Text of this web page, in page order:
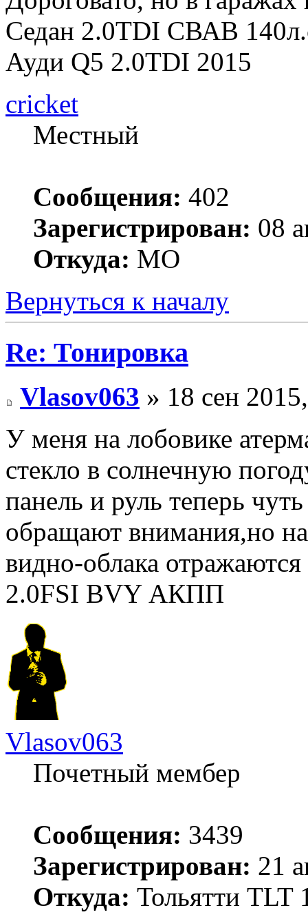
Седан 2.0TDI СВАВ
Ауди Q5 2.0TDI 2015
cricket
Местный
Сообщения: 402
Зарегистрирован: 08
Откуда: МО
Вернуться к началу
Re: Тонировка
Vlasov063 » 18 сен
У меня на лобовике
стекло в солнечную
панель и руль теперь
обращают внимания,но
видно-облака
2.0FSI BVY АКПП
Vlasov063
Почетный мембер
Сообщения: 3439
Зарегистрирован: 21
Откуда: Тольятти TLT